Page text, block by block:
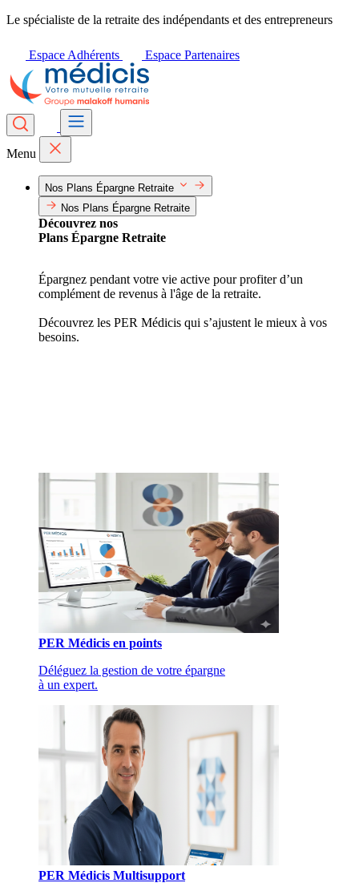
Le spécialiste de la retraite des indépendants et des entrepreneurs
Espace Adhérents Espace Partenaires
Menu
Nos Plans Épargne Retraite
Nos Plans Épargne Retraite
Découvrez nos
Plans Épargne Retraite
Épargnez pendant votre vie active pour profiter d’un
complément de revenus à l'âge de la retraite.
Découvrez les PER Médicis qui s’ajustent le mieux à vos
besoins.
PER Médicis en points
Déléguez la gestion de votre épargne
à un expert.
PER Médicis Multisupport